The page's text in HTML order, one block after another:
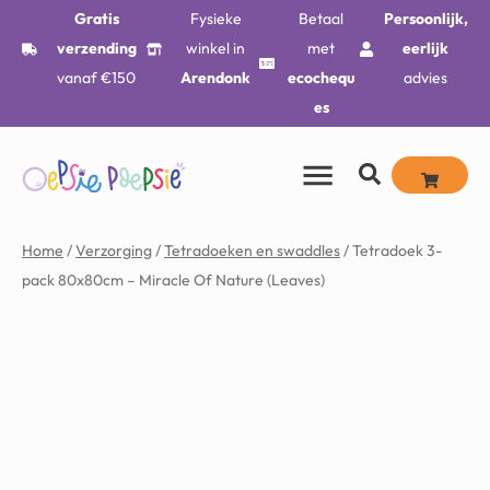
Gratis
verzending
vanaf €150
Fysieke
winkel in
Arendonk
Betaal
met
ecochequ
es
Persoonlijk,
eerlijk
advies
Home /Verzorging/Tetradoeken en swaddles/ Tetradoek 3-
pack 80x80cm – Miracle Of Nature (Leaves)